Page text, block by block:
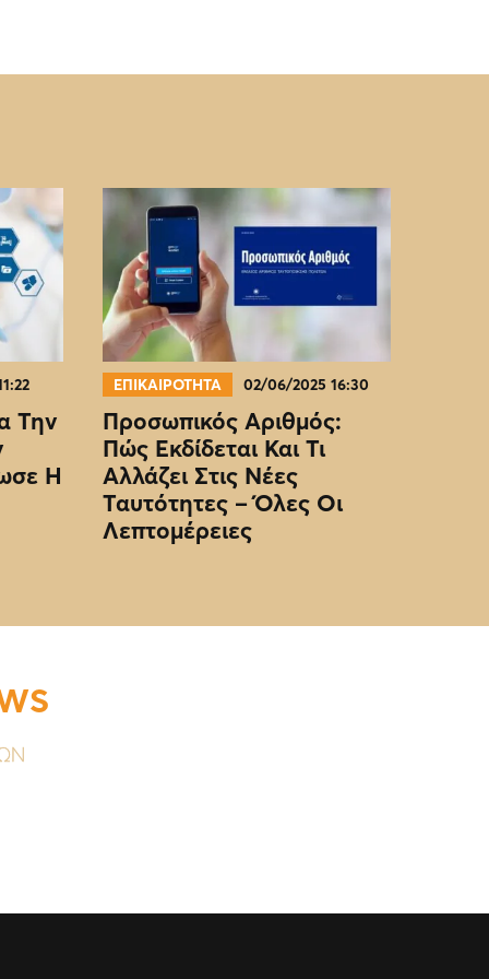
Την
Η
ΕΠΙΚΑΙΡΟΤΗΤΑ 02/06/2025 16:30
Προσωπικός Αριθμός:
Πώς Εκδίδεται Και Τι
Αλλάζει Στις Νέες
Ταυτότητες – Όλες Οι
Λεπτομέρειες